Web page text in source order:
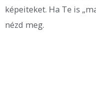
képeiteket. Ha Te is
nézd meg.